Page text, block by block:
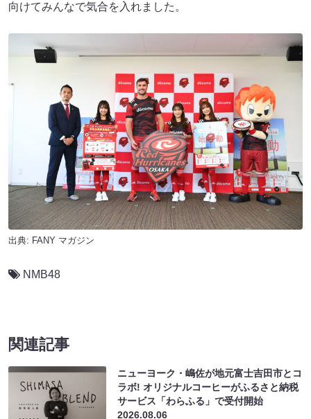
向けてみんなで気合を入れました。
出典: FANY マガジン
NMB48
関連記事
ニューヨーク・嶋佐が地元富士吉田市とコ
ラボ! オリジナルコーヒーがふるさと納税
サービス「わらふる」で受付開始
2026.08.06